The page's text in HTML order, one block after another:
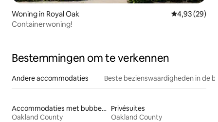
Woning in Royal Oak Gemiddelde
4,93 (29)
Containerwoning!
Bestemmingen om te verkennen
Andere accommodaties Beste bezienswaardigheden in de
Accommodaties met bubbelbad
Oakland County
Privésuites
Oakland County